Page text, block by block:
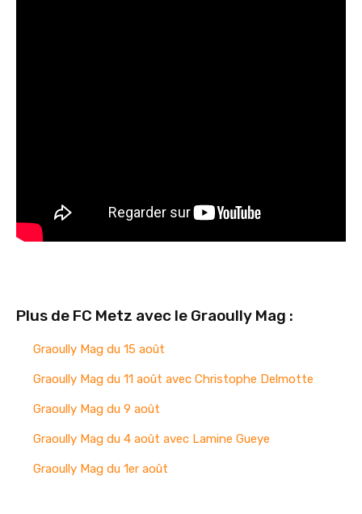
Plus de FC Metz avec le Graoully Mag :
Graoully Mag du 15 août
Graoully Mag du 11 août avec Christophe Delmotte
Graoully Mag du 9 août
Graoully Mag du 4 août avec Lamine Gueye
Graoully Mag du 1er août